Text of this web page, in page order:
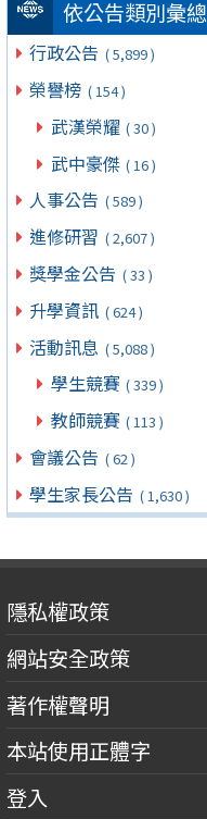
依公告類別彙總
行政公告 ( 5,899 )
榮譽榜 ( 154 )
武漢榮耀 ( 30 )
武中豪傑 ( 16 )
人事公告 ( 589 )
進修研習 ( 2,607 )
獎學金公告 ( 33 )
升學資訊 ( 624 )
活動訊息 ( 5,088 )
學生競賽 ( 339 )
教師競賽 ( 113 )
會議公告 ( 62 )
學生家長公告 ( 1,630 )
隱私權政策
網站安全政策
著作權聲明
本站使用正體字
登入